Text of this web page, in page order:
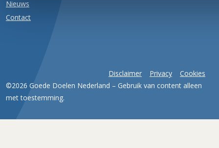
Nieuws
Contact
Disclaimer Privacy
Cookies
©2026 Goede Doelen Nederland – Gebruik van content alleen
met toestemming.